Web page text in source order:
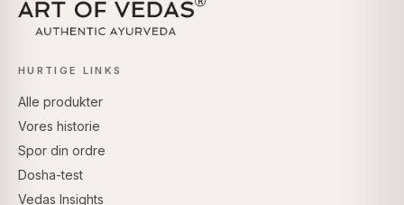
HURTIGE LINKS
Alle produkter
Vores historie
Spor din ordre
Dosha-test
Vedas Insights